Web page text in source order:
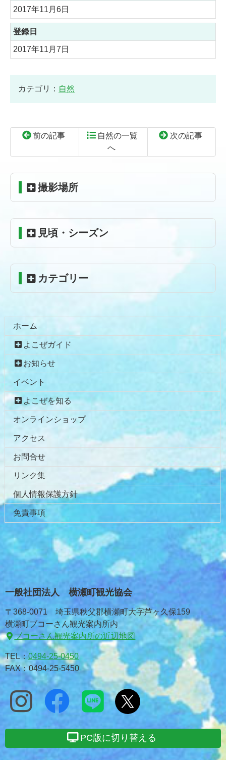
2017年11月6日
登録日
2017年11月7日
カテゴリ： 自然
前の記事
自然の一覧
へ
次の記事
ン
ン
本
の
戻
ー
の
頭
戻
撮影場所
見頃・シーズン
カテゴリー
ホーム
よこぜガイド
お知らせ
イベント
よこぜを知る
オンラインショップ
アクセス
お問合せ
リンク集
個人情報保護方針
免責事項
一般社団法人 横瀬町観光協会
〒368-0071 埼玉県秩父郡横瀬町大字芦ヶ久保159
横瀬町ブコーさん観光案内所内
ブコーさん観光案内所の近辺地図
TEL：0494-25-0450
FAX：0494-25-5450
PC版に切り替える